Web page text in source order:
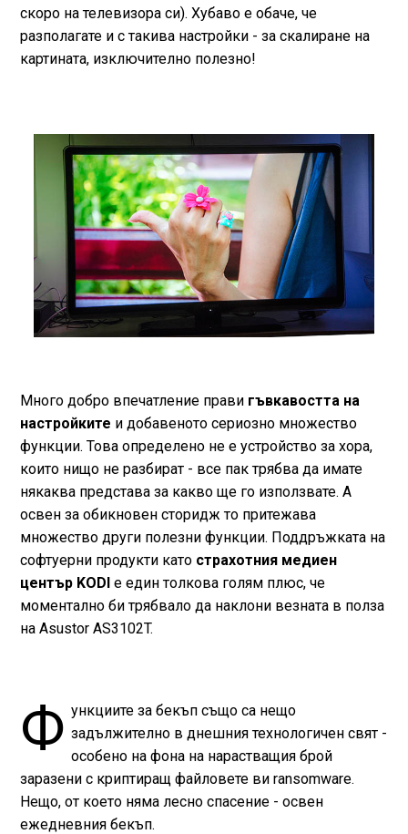
скоро на телевизора си). Хубаво е обаче, че
разполагате и с такива настройки - за скалиране на
картината, изключително полезно!
Много добро впечатление прави гъвкавостта на
настройките и добавеното сериозно множество
функции. Това определено не е устройство за хора,
които нищо не разбират - все пак трябва да имате
някаква представа за какво ще го използвате. А
освен за обикновен сторидж то притежава
множество други полезни функции. Поддръжката на
софтуерни продукти катострахотния медиен
център KODIе един толкова голям плюс, че
моментално би трябвало да наклони везната в полза
на Asustor AS3102T.
Ф ункциите за бекъп също са нещо
задължително в днешния технологичен свят -
особено на фона на нарастващия брой
заразени с криптиращ файловете ви ransomware.
Нещо, от което няма лесно спасение - освен
ежедневния бекъп.